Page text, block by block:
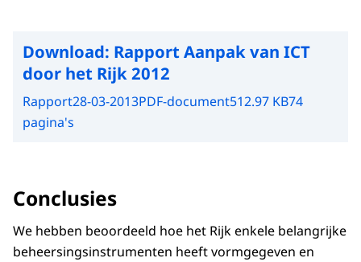
Download: Rapport Aanpak van ICT
door het Rijk 2012
Rapport28-03-2013PDF-document512.97 KB74
pagina's
Conclusies
We hebben beoordeeld hoe het Rijk enkele belangrijke
beheersingsinstrumenten heeft vormgegeven en